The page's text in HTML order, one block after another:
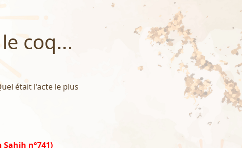
coq...
était l'acte le plus
n°741)